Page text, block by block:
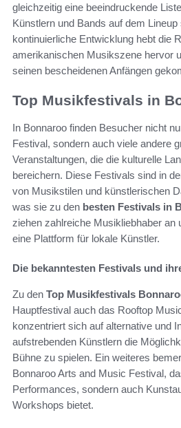
gleichzeitig eine beeindruckende
Künstlern und Bands auf dem
kontinuierliche Entwicklung hebt die
amerikanischen Musikszene hervor
seinen bescheidenen Anfängen
Top Musikfestivals in
In Bonnaroo finden Besucher nicht
Festival, sondern auch viele andere
Veranstaltungen, die die kulturelle
bereichern. Diese Festivals sind in
von Musikstilen und künstlerischen
was sie zu den besten Festivals in
ziehen zahlreiche Musikliebhaber an
eine Plattform für lokale Künstler.
Die bekanntesten Festivals und
Zu den Top Musikfestivals
Hauptfestival auch das Rooftop
konzentriert sich auf alternative und
aufstrebenden Künstlern die
Bühne zu spielen. Ein weiteres
Bonnaroo Arts and Music Festival,
Performances, sondern auch
Workshops bietet.